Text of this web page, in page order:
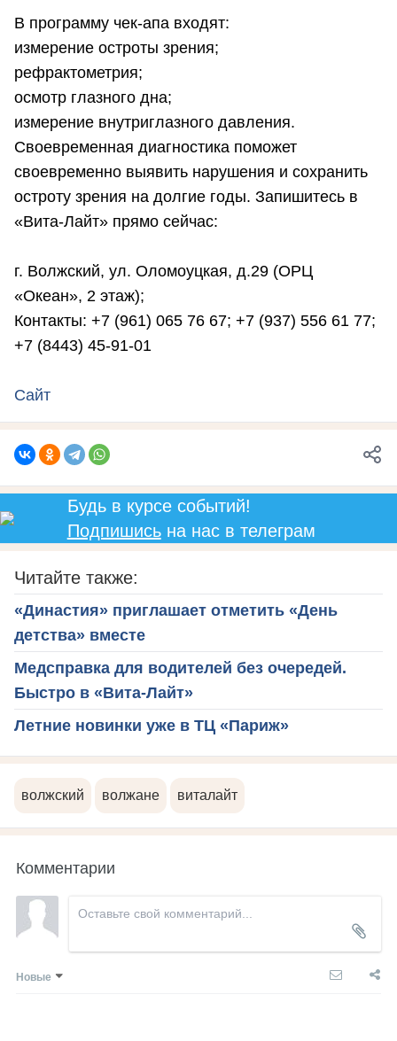
В программу чек-апа входят:
измерение остроты зрения;
рефрактометрия;
осмотр глазного дна;
измерение внутриглазного давления.
Своевременная диагностика поможет
своевременно выявить нарушения и сохранить
остроту зрения на долгие годы. Запишитесь в
«Вита-Лайт» прямо сейчас:
г. Волжский, ул. Оломоуцкая, д.29 (ОРЦ
«Океан», 2 этаж);
Контакты: +7 (961) 065 76 67; +7 (937) 556 61 77;
+7 (8443) 45-91-01
Сайт
Будь в курсе событий!
Подпишисьна нас в телеграм
Читайте также:
«Династия» приглашает отметить «День
детства» вместе
Медсправка для водителей без очередей.
Быстро в «Вита-Лайт»
Летние новинки уже в ТЦ «Париж»
волжский волжане виталайт
Комментарии
Новые